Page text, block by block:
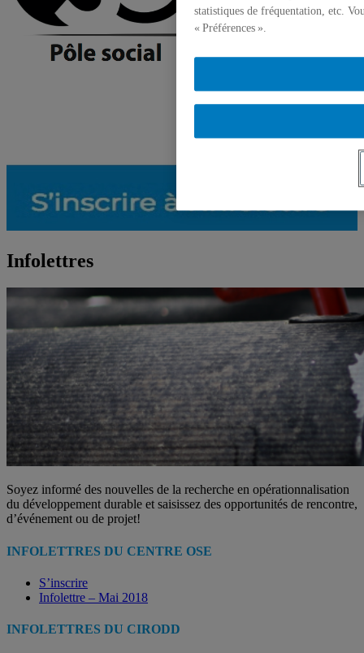
Infolettres
Soyez informé des nouvelles de la recherche en opérationnalisation
du développement durable et saisissez des opportunités de rencontre,
d’événement ou de projet!
INFOLETTRES DU CENTRE OSE
S’inscrire
Infolettre – Mai 2018
INFOLETTRES DU CIRODD
statistiques de fréquentation, etc.
« Préférences ».